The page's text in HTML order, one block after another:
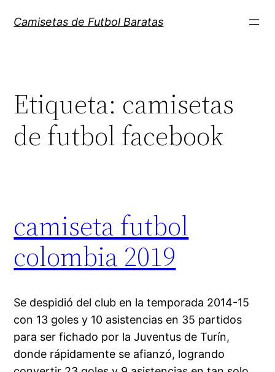
Camisetas de Futbol Baratas
Etiqueta: camisetas
de futbol facebook
camiseta futbol
colombia 2019
Se despidió del club en la temporada 2014-15
con 13 goles y 10 asistencias en 35 partidos
para ser fichado por la Juventus de Turín,
donde rápidamente se afianzó, logrando